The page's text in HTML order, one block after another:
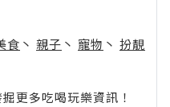
食 丶 親子 丶 寵物 丶 扮靚
更多吃喝玩樂資訊！